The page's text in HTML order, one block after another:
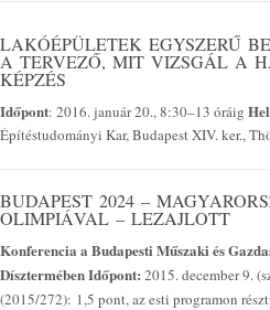
LAKÓÉPÜLETEK EGYSZERŰ
A TERVEZŐ, MIT VIZSGÁL A
KÉPZÉS
Időpont: 2016. január 20., 8:30–13 óráig
Építéstudományi Kar, Budapest XIV. ker.,
BUDAPEST 2024 –
OLIMPIÁVAL – LEZAJLOTT
Konferencia a Budapesti Műszaki és
DísztermébenIdőpont: 2015. december 9.
(2015/272): 1,5 pont, az esti programon